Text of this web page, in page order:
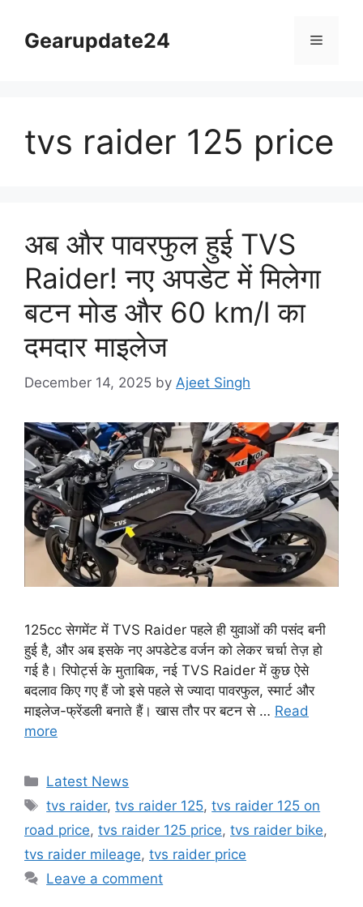
contentGearupdate24 Menu
tvs raider 125 price
अब और पावरफुल हुई TVS
Raider! नए अपडेट में मिलेगा
बटन मोड और 60 km/l का
दमदार माइलेज
December 14, 2025 by Ajeet Singh
125cc सेगमेंट में TVS Raider पहले ही युवाओं की पसंद बनी
हुई है, और अब इसके नए अपडेटेड वर्जन को लेकर चर्चा तेज़ हो
गई है। रिपोर्ट्स के मुताबिक, नई TVS Raider में कुछ ऐसे
बदलाव किए गए हैं जो इसे पहले से ज्यादा पावरफुल, स्मार्ट और
माइलेज-फ्रेंडली बनाते हैं। खास तौर पर बटन से … Read
more
Categories
Latest News
Tags
tvs raider,tvs raider 125,tvs raider 125 on
road price, tvs raider 125 price, tvs raider bike,
tvs raider mileage, tvs raider price
Leave a comment